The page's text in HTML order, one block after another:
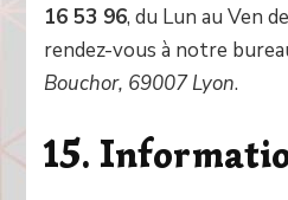
16 53 96, du Lun au Ven
rendez-vous à notre
Bouchor, 69007 Lyon.
15.